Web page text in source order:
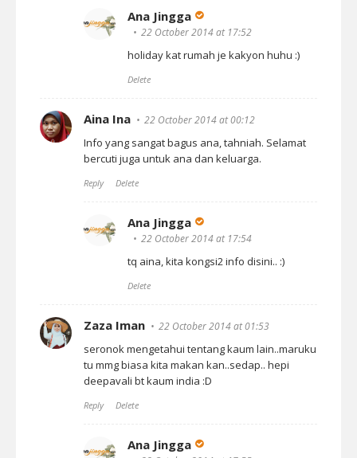
Ana Jingga
22 October 2014 at 17:52
holiday kat rumah je kakyon huhu :)
Delete
Aina Ina 22 October 2014 at 00:12
Info yang sangat bagus ana, tahniah. Selamat
bercuti juga untuk ana dan keluarga.
Reply Delete
Ana Jingga
22 October 2014 at 17:54
tq aina, kita kongsi2 info disini.. :)
Delete
Zaza Iman 22 October 2014 at 01:53
seronok mengetahui tentang kaum lain..maruku
tu mmg biasa kita makan kan..sedap.. hepi
deepavali bt kaum india :D
Reply Delete
Ana Jingga